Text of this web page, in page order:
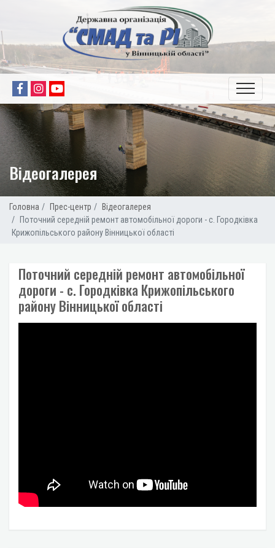
Головна Прес-центр
Відеогалерея
Поточний середній ремонт автомобільної дороги - с. Городківка
Крижопільського району Вінницької області
Відеогалерея
Поточний середній ремонт автомобільної
дороги - с. Городківка Крижопільського
району Вінницької області